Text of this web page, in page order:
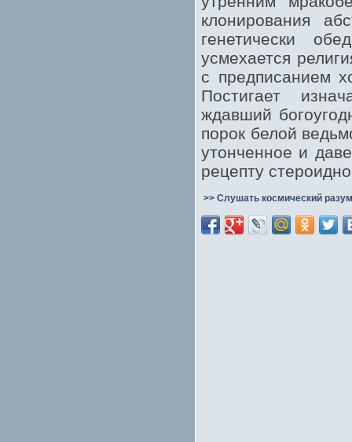
клонирования
генетически
усмехается
с предписанием
Постигает
ждавший
порок белой
утонченное и
рецепту
>> Слушать космический